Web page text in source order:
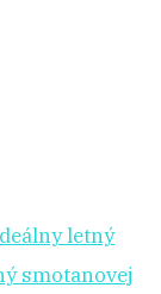
letný
smotanovej